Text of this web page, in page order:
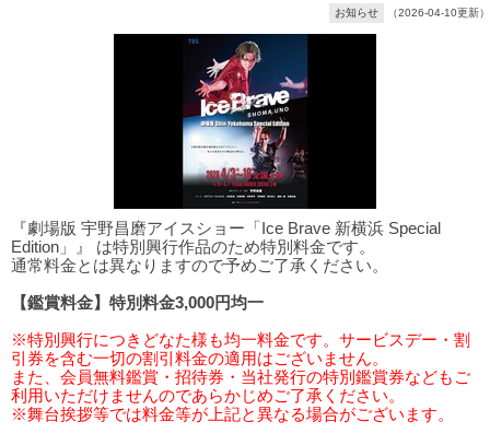
お知らせ （2026-04-10更新）
『劇場版 宇野昌磨アイスショー「Ice Brave 新横浜 Special
Edition」』 は特別興行作品のため特別料金です。
通常料金とは異なりますので予めご了承ください。
【鑑賞料金】特別料金3,000円均一
※特別興行につきどなた様も均一料金です。サービスデー・割
引券を含む一切の割引料金の適用はございません。
また、会員無料鑑賞・招待券・当社発行の特別鑑賞券などもご
利用いただけませんのであらかじめご了承ください。
※舞台挨拶等では料金等が上記と異なる場合がございます。